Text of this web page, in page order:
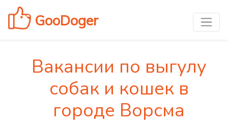
GooDoger
Вакансии по выгулу
собак и кошек в
городе Ворсма